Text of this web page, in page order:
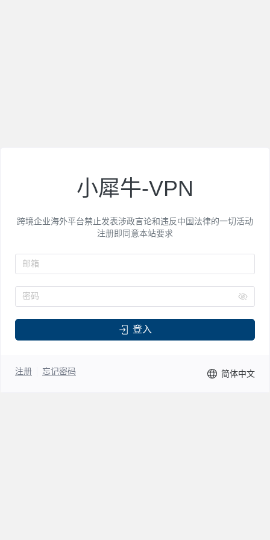
小犀牛-VPN
跨境企业海外平台禁止发表涉政言论和违反中国法律的一切活动
注册即同意本站要求
邮箱
密码
登入
注册 忘记密码 简体中文